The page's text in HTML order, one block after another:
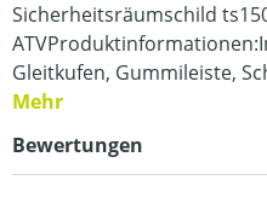
Sicherheitsräumschild
Gleitkufen, Gummileiste,
Mehr
Bewertungen